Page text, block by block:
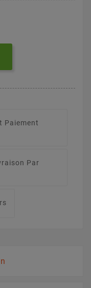
Paiement
Par